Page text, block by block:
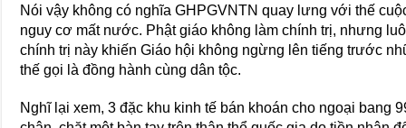
Nói vậy không có nghĩa GHPGVNTN quay lưng với thế
nguy cơ mất nước. Phật giáo không làm chính trị, nhưng
chính trị này khiến Giáo hội không ngừng lên tiếng trước
thế gọi là đồng hành cùng dân tộc.
Nghĩ lại xem, 3 đặc khu kinh tế bán khoán cho ngoại bang